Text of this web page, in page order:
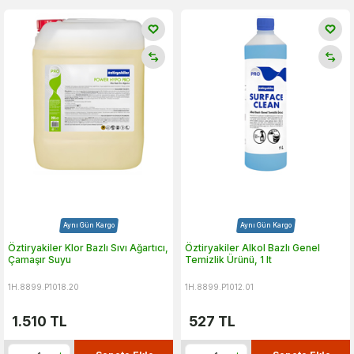
Aynı Gün Kargo
Öztiryakiler Klor Bazlı Sıvı Ağartıcı,
Çamaşır Suyu
1H.8899.P1018.20
1.510 TL
Aynı Gün Kargo
Öztiryakiler Alkol Bazlı Genel
Temizlik Ürünü, 1 lt
1H.8899.P1012.01
527 TL